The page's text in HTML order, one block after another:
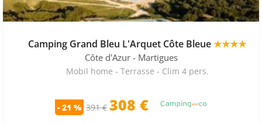
Camping Grand Bleu L'Arquet Côte Bleue★★★★
Côte d'Azur - Martigues
Mobil home - Terrasse - Clim 4 pers.
- 21 % 391 € 308 €